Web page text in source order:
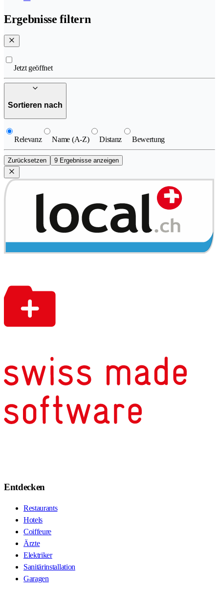
Ergebnisse filtern
Jetzt geöffnet
Sortieren nach
Relevanz Name (A-Z) Distanz Bewertung
Zurücksetzen 9 Ergebnisse anzeigen
Entdecken
Restaurants
Hotels
Coiffeure
Ärzte
Elektriker
Sanitärinstallation
Garagen